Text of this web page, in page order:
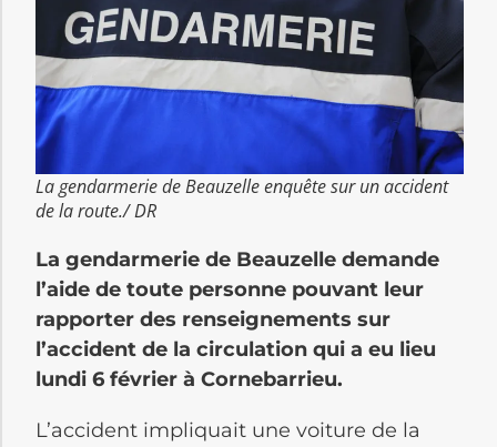
La gendarmerie de Beauzelle enquête sur un accident
de la route./ DR
La gendarmerie de Beauzelle demande
l’aide de toute personne pouvant leur
rapporter des renseignements sur
l’accident de la circulation qui a eu lieu
lundi 6 février à Cornebarrieu.
L’accident impliquait une voiture de la